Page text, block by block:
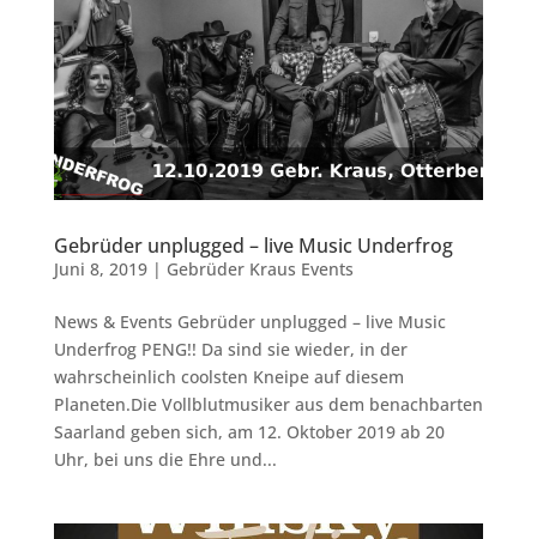
Gebrüder unplugged – live Music Underfrog
Juni 8, 2019| Gebrüder Kraus Events
News & Events Gebrüder unplugged – live Music
Underfrog PENG!! Da sind sie wieder, in der
wahrscheinlich coolsten Kneipe auf diesem
Planeten.Die Vollblutmusiker aus dem benachbarten
Saarland geben sich, am 12. Oktober 2019 ab 20
Uhr, bei uns die Ehre und...